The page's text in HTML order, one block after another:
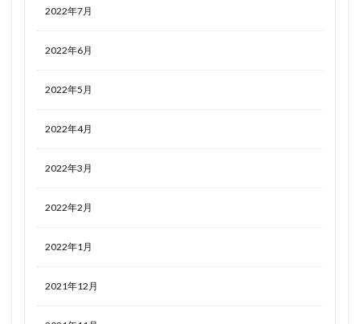
2022年7月
2022年6月
2022年5月
2022年4月
2022年3月
2022年2月
2022年1月
2021年12月